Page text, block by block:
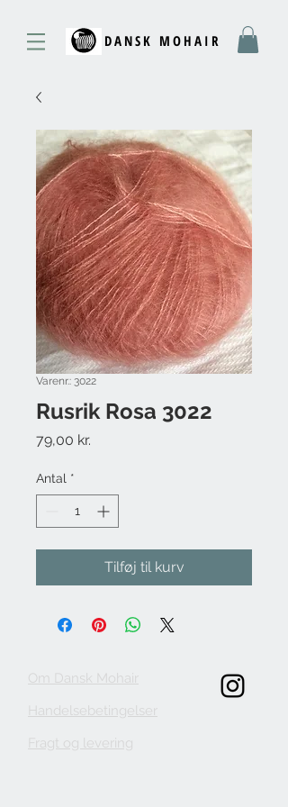
DANSK MOHAIR
Varenr.: 3022
Rusrik Rosa 3022
79,00 kr.
Antal *
Tilføj til kurv
Om Dansk Mohair
Handelsebetingelser
Fragt og levering